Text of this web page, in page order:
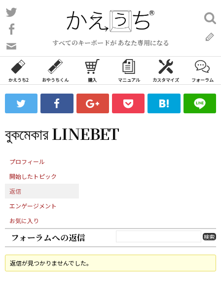
コ
ン
ン
ツ
ス
ッ
すべてのキーボードが あなた専用になる
い
合
わ
フ
ォ
ム
検
索:
かえうち2 おやうちくん 購入 マニュアル カスタマイズ フォーラム
বুকমেকার LINEBET
プロフィール
開始したトピック
返信
エンゲージメント
お気に入り
フォーラムへの返信
返信が見つかりませんでした。